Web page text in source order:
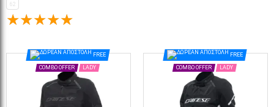
62
FREE
COMBO OFFER LADY
FREE
COMBO OFFER LADY